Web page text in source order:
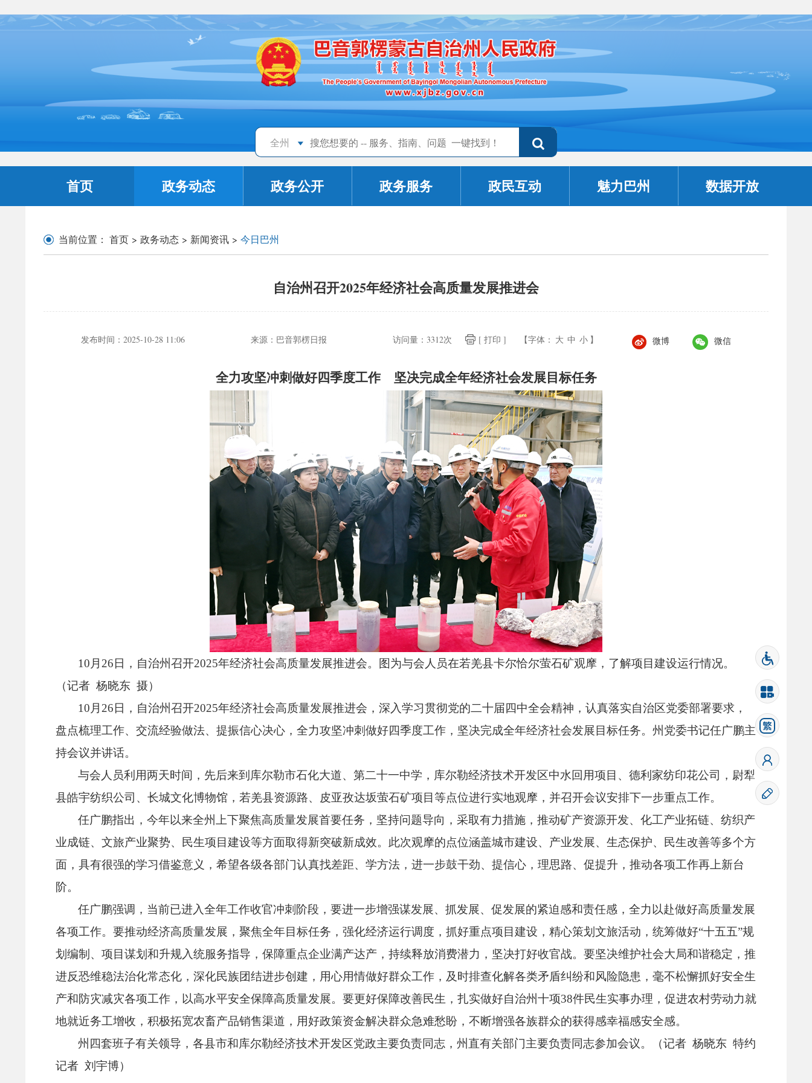
全州
首页 政务动态 政务公开 政务服务 政民互动 魅力巴州 数据开放
当前位置： 首页 > 政务动态 > 新闻资讯 > 今日巴州
自治州召开2025年经济社会高质量发展推进会
发布时间： 2025-10-28 11:06 来源： 巴音郭楞日报 访问量： 3312次 [ 打印 ] 【字体： 大 中 小 】 微博 微信
全力攻坚冲刺做好四季度工作 坚决完成全年经济社会发展目标任务
10月26日， 自治州召开2025年经济社会高质量发展推进会。 图为与会人员在若羌县卡尔恰尔萤石矿观摩， 了解项目建设运行情况。
（记者 杨晓东 摄）
10月26日， 自治州召开2025年经济社会高质量发展推进会，深入学习贯彻党的二十届四中全会精神，认真落实自治区党委部署要求，
盘点梳理工作、 交流经验做法、 提振信心决心， 全力攻坚冲刺做好四季度工作， 坚决完成全年经济社会发展目标任务。 州党委书记任广鹏主
持会议并讲话。
与会人员利用两天时间， 先后来到库尔勒市石化大道、第二十一中学， 库尔勒经济技术开发区中水回用项目、德利家纺印花公司， 尉犁
县皓宇纺织公司、 长城文化博物馆， 若羌县资源路、 皮亚孜达坂萤石矿项目等点位进行实地观摩， 并召开会议安排下一步重点工作。
任广鹏指出，今年以来全州上下聚焦高质量发展首要任务， 坚持问题导向，采取有力措施，推动矿产资源开发、化工产业拓链、纺织产
业成链、 文旅产业聚势、 民生项目建设等方面取得新突破新成效。 此次观摩的点位涵盖城市建设、 产业发展、 生态保护、 民生改善等多个方
面， 具有很强的学习借鉴意义， 希望各级各部门认真找差距、 学方法， 进一步鼓干劲、 提信心， 理思路、 促提升， 推动各项工作再上新台
阶。
任广鹏强调， 当前已进入全年工作收官冲刺阶段，要进一步增强谋发展、抓发展、促发展的紧迫感和责任感，全力以赴做好高质量发展
各项工作。 要推动经济高质量发展， 聚焦全年目标任务， 强化经济运行调度， 抓好重点项目建设， 精心策划文旅活动， 统筹做好“十五五”规
划编制、 项目谋划和升规入统服务指导， 保障重点企业满产达产， 持续释放消费潜力， 坚决打好收官战。 要坚决维护社会大局和谐稳定， 推
进反恐维稳法治化常态化， 深化民族团结进步创建， 用心用情做好群众工作， 及时排查化解各类矛盾纠纷和风险隐患， 毫不松懈抓好安全生
产和防灾减灾各项工作， 以高水平安全保障高质量发展。 要更好保障改善民生， 扎实做好自治州十项38件民生实事办理， 促进农村劳动力就
地就近务工增收， 积极拓宽农畜产品销售渠道， 用好政策资金解决群众急难愁盼， 不断增强各族群众的获得感幸福感安全感。
州四套班子有关领导，各县市和库尔勒经济技术开发区党政主要负责同志，州直有关部门主要负责同志参加会议。
（记者 杨晓东 特约
记者 刘宇博）